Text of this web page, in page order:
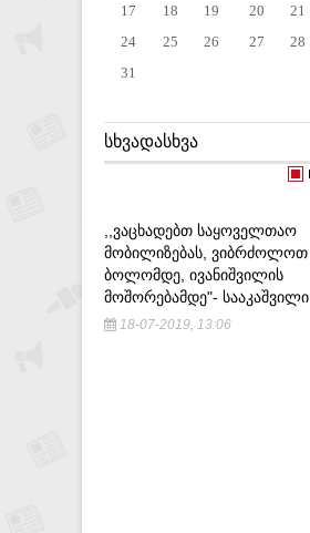
17
18 19 20 21
24
25 26 27 28
31
ᲡᲮᲕᲐᲓᲐᲡᲮᲕᲐ
,,ᲕᲐᲪᲮᲐᲓᲔᲑᲗ ᲡᲐᲧᲝᲕᲔᲚᲗᲐᲝ
ᲛᲝᲑᲘᲚᲘᲖᲔᲑᲐᲡ, ᲕᲘᲑᲠᲫᲝᲚᲝᲗ
ᲑᲝᲚᲝᲛᲓᲔ, ᲘᲕᲐᲜᲘᲨᲕᲘᲚᲘᲡ
ᲛᲝᲨᲝᲠᲔᲑᲐᲛᲓᲔ"- ᲡᲐᲐᲙᲐᲨᲕᲘᲚᲘ
18-07-2019, 13:06